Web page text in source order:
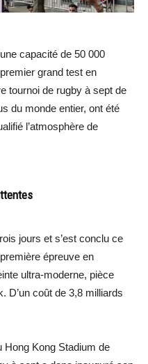
capacité de 50 000
grand test en
tournoi de rugby à sept de
du monde entier, ont été
l’atmosphère de
jours et s’est conclu ce
épreuve en
ultra-moderne, pièce
D’un coût de 3,8 milliards
Kong Stadium de